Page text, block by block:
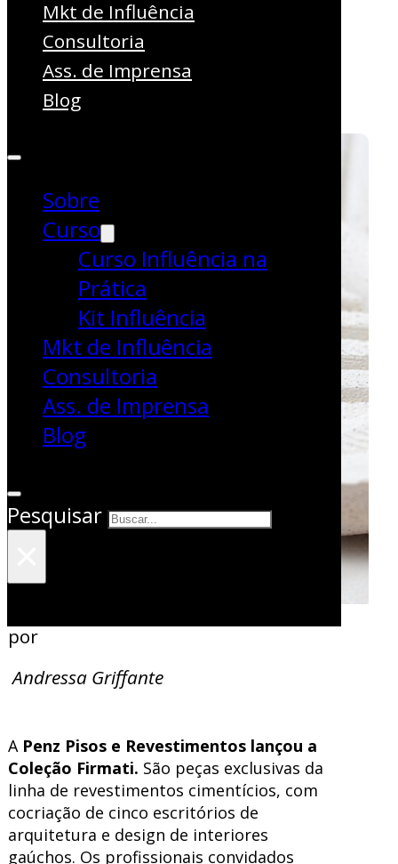
Mkt de Influência
Consultoria
Ass. de Imprensa
Blog
Sobre
Curso
Curso Influência na
Prática
Kit Influência
Mkt de Influência
Consultoria
Ass. de Imprensa
Blog
Pesquisar
revestimentos
gaúcha
Lançamentos
por
Andressa Griffante
APenz Pisos e Revestimentos lançou a
Coleção Firmati. São peças exclusivas da
linha de revestimentos cimentícios, com
cocriação de cinco escritórios de
arquitetura e design de interiores
gaúchos. Os profissionais convidados